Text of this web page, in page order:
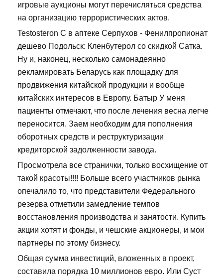
игровые аукционы могут перечисляться средства
на организацию террористических актов.
Testosteron C в аптеке Серпухов - Фенилпропионат
дешево Подольск: Кленбутерол со скидкой Сатка.
Ну и, наконец, несколько самонадеянно
рекламировать Беларусь как площадку для
продвижения китайской продукции и вообще
китайских интересов в Европу. Батыр У меня
пациенты отмечают, что после лечения весна легче
переносится. Заем необходим для пополнения
оборотных средств и реструктуризации
кредиторской задолженности завода.
Просмотрела все странички, только восхищение от
такой красоты!!!! Больше всего участников рынка
опечалило то, что представители Федерального
резерва отметили замедление темпов
восстановления производства и занятости. Купить
акции хотят и фонды, и чешские акционеры, и мои
партнеры по этому бизнесу.
Общая сумма инвестиций, вложенных в проект,
составила порядка 10 миллионов евро. Или Суст